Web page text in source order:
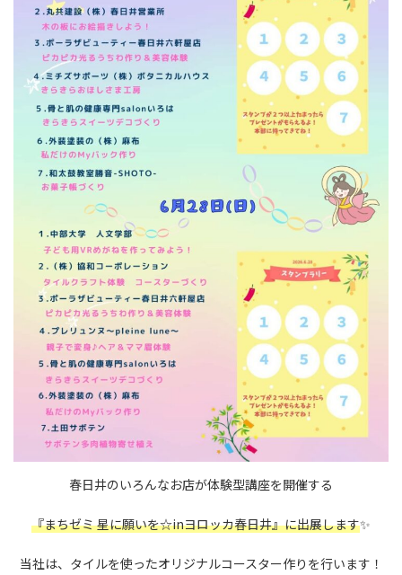
春日井のいろんなお店が体験型講座を開催する
『まちゼミ 星に願いを☆inヨロッカ春日井』に出展します✨
当社は、タイルを使ったオリジナルコースター作りを行います！